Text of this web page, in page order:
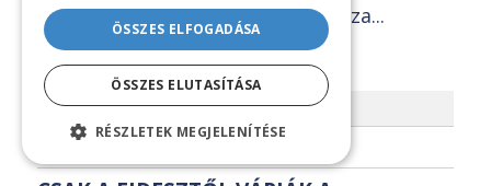
képet a valóságról, amelyek a Tisza...
BŐVEBBEN
2026.04.08.
ÖSSZES ELFOGADÁSA
ÖSSZES ELUTASÍTÁSA
RÉSZLETEK MEGJELENÍTÉSE